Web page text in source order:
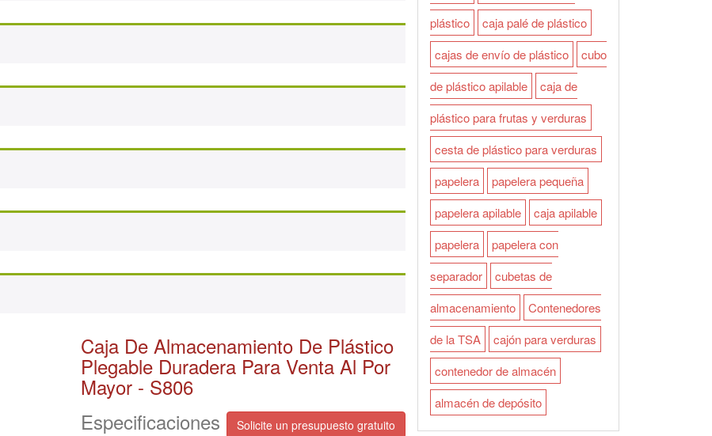
Caja De Almacenamiento De Plástico
Plegable Duradera Para Venta Al Por
Mayor - S806
Especificaciones
Solicite un presupuesto gratuito
plástico
caja palé de plástico
cajas de envío de plástico
cubo
de plástico apilable
caja de
plástico para frutas y verduras
cesta de plástico para verduras
papelera
papelera pequeña
papelera apilable
caja apilable
papelera
papelera con
separador
cubetas de
almacenamiento
Contenedores
de la TSA
cajón para verduras
contenedor de almacén
almacén de depósito